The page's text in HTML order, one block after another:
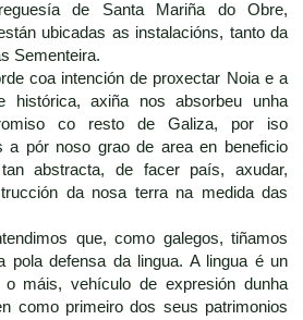
de Santa Mariña do Obre,
ubicadas as instalacións, tanto da
Sementeira.
coa intención de proxectar Noia e a
histórica, axiña nos absorbeu unha
co resto de Galiza, por iso
a pór noso grao de area en beneficio
abstracta, de facer país, axudar,
da nosa terra na medida das
que, como galegos, tiñamos
pola defensa da lingua. A lingua é un
máis, vehículo de expresión dunha
como primeiro dos seus patrimonios